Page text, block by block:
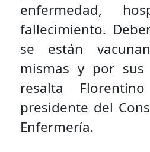
enfermedad,
fallecimiento.
se están
mismas y por sus
resalta
presidente del
Enfermería.